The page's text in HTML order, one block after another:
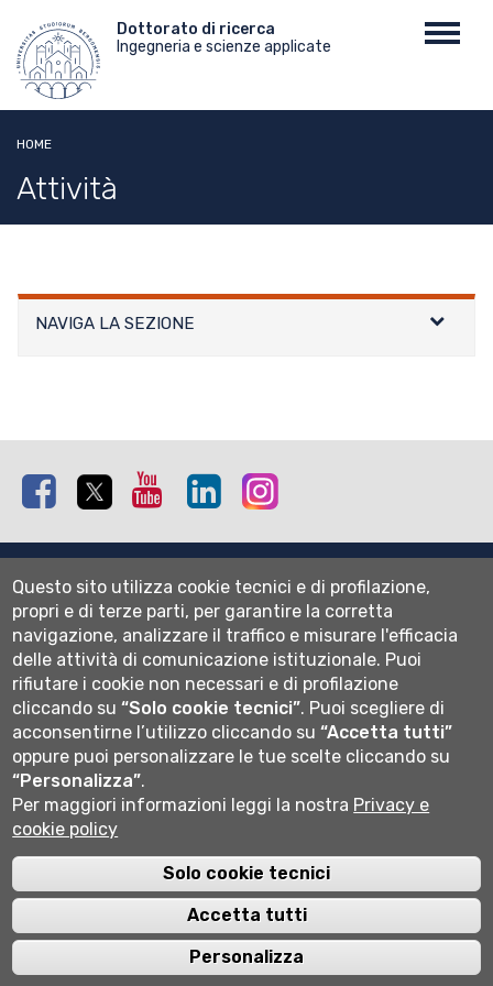
contenuto
principale
Menu
top
Dottorato di ricerca
Ingegneria e scienze applicate
HOME
Attività
NAVIGA LA SEZIONE
Facebook Twitter Youtube Linkedin
Mappa del sito
Normativa cookie
Informativa privacy
Cookie settings
Wi-fi
Webmail
Università degli studi di Bergamo
Cod. Fiscale 80004350163
P.IVA 01612800167
Centralino 035 2052111
Questo sito utilizza cookie tecnici e di profilazione,
propri e di terze parti, per garantire la corretta
navigazione, analizzare il traffico e misurare l'efficacia
delle attività di comunicazione istituzionale. Puoi
rifiutare i cookie non necessari e di profilazione
cliccando su“Solo cookie tecnici”. Puoi scegliere di
acconsentirne l’utilizzo cliccando su“Accetta tutti”
oppure puoi personalizzare le tue scelte cliccando su
“Personalizza”.
Per maggiori informazioni leggi la nostra Privacy e
cookie policy
Solo cookie tecnici
Accetta tutti
Personalizza